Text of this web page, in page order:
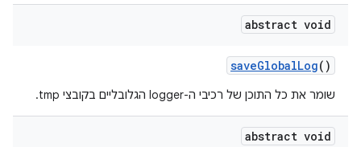
abstract void
saveGlobalLog()
שומר את כל התוכן של רכיבי ה-logger הגלובליים בקובצי tmp.
abstract void